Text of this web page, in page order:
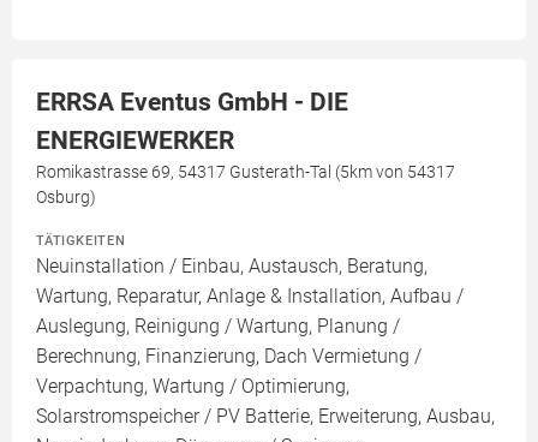
ERRSA Eventus GmbH - DIE
ENERGIEWERKER
Romikastrasse 69, 54317 Gusterath-Tal (5km von 54317
Osburg)
TÄTIGKEITEN
Neuinstallation / Einbau, Austausch, Beratung,
Wartung, Reparatur, Anlage & Installation, Aufbau /
Auslegung, Reinigung / Wartung, Planung /
Berechnung, Finanzierung, Dach Vermietung /
Verpachtung, Wartung / Optimierung,
Solarstromspeicher / PV Batterie, Erweiterung, Ausbau,